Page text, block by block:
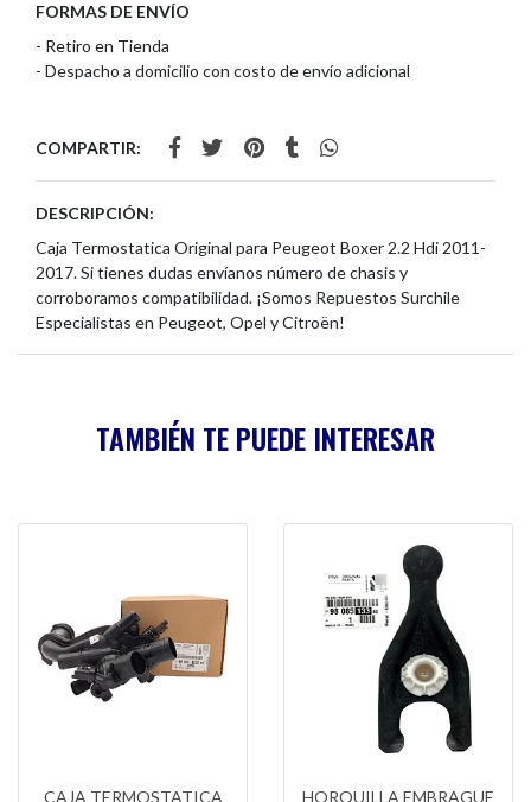
FORMAS DE ENVÍO
- Retiro en Tienda
- Despacho a domicilio con costo de envío adicional
COMPARTIR:
DESCRIPCIÓN:
Caja Termostatica Original para Peugeot Boxer 2.2 Hdi 2011-
2017. Si tienes dudas envíanos número de chasis y
corroboramos compatibilidad. ¡Somos Repuestos Surchile
Especialistas en Peugeot, Opel y Citroën!
TAMBIÉN TE PUEDE INTERESAR
CAJA TERMOSTATICA HORQUILLA EMBRAGUE